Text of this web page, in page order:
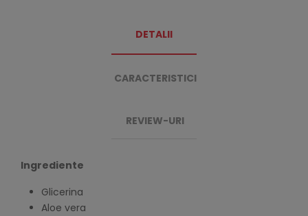
DETALII
CARACTERISTICI
REVIEW-URI
Ingrediente
Glicerina
Aloe vera